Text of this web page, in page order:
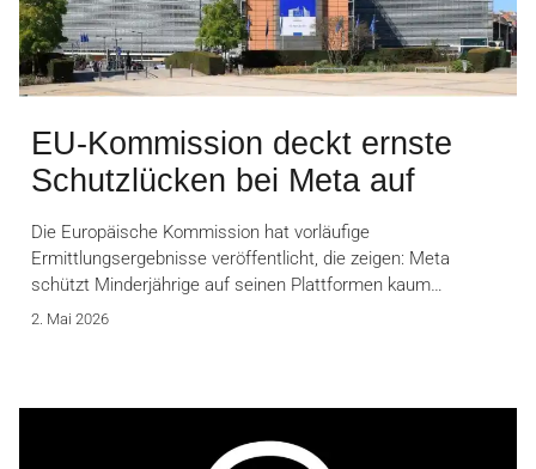
EU-Kommission deckt ernste
Schutzlücken bei Meta auf
Die Europäische Kommission hat vorläufige
Ermittlungsergebnisse veröffentlicht, die zeigen: Meta
schützt Minderjährige auf seinen Plattformen kaum…
2. Mai 2026